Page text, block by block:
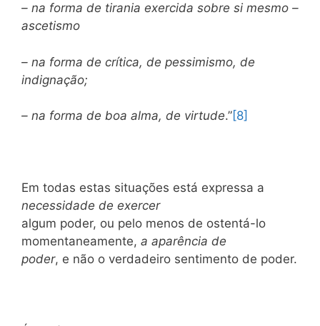
– na forma de tirania exercida sobre si mesmo –
ascetismo
– na forma de crítica, de pessimismo, de
indignação;
– na forma de boa alma, de virtude.”[8]
Em todas estas situações está expressa a
necessidade de exercer
algum poder, ou pelo menos de ostentá-lo
momentaneamente, a aparência de
poder, e não o verdadeiro sentimento de poder.